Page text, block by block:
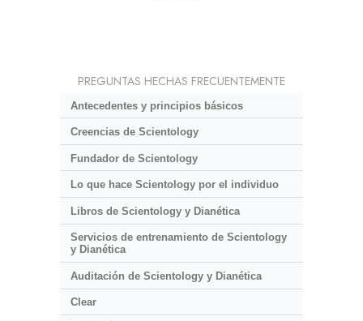
PREGUNTAS HECHAS FRECUENTEMENTE
Antecedentes y principios básicos
Creencias de Scientology
Fundador de Scientology
Lo que hace Scientology por el individuo
Libros de Scientology y Dianética
Servicios de entrenamiento de Scientology
y Dianética
Auditación de Scientology y Dianética
Clear